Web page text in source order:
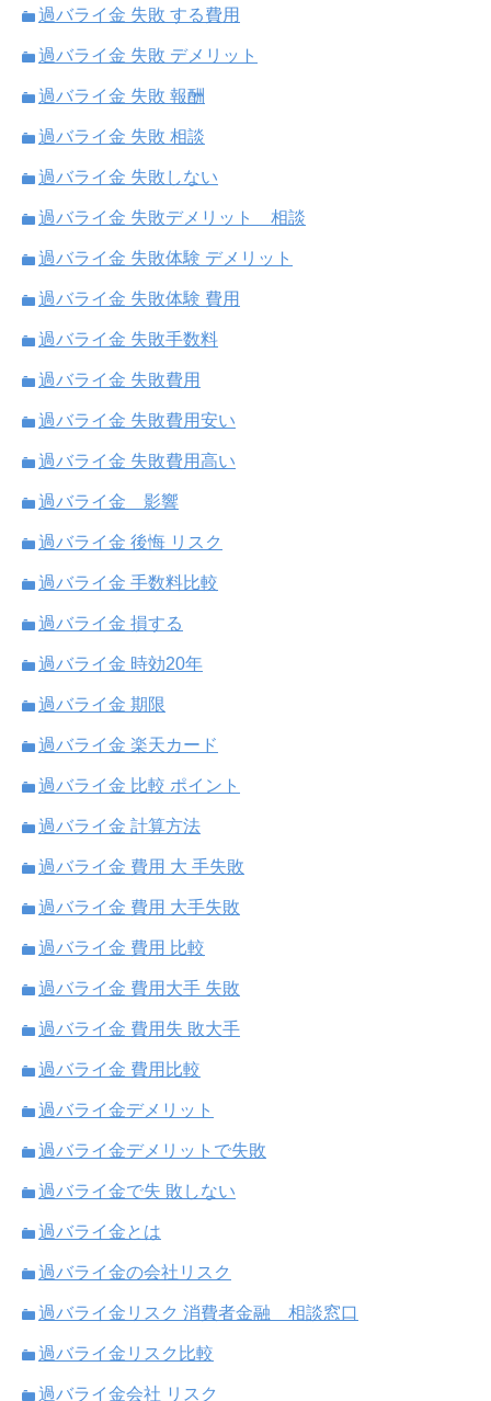
過バライ金 失敗 する費用
過バライ金 失敗 デメリット
過バライ金 失敗 報酬
過バライ金 失敗 相談
過バライ金 失敗しない
過バライ金 失敗デメリット 相談
過バライ金 失敗体験 デメリット
過バライ金 失敗体験 費用
過バライ金 失敗手数料
過バライ金 失敗費用
過バライ金 失敗費用安い
過バライ金 失敗費用高い
過バライ金 影響
過バライ金 後悔 リスク
過バライ金 手数料比較
過バライ金 損する
過バライ金 時効20年
過バライ金 期限
過バライ金 楽天カード
過バライ金 比較 ポイント
過バライ金 計算方法
過バライ金 費用 大 手失敗
過バライ金 費用 大手失敗
過バライ金 費用 比較
過バライ金 費用大手 失敗
過バライ金 費用失 敗大手
過バライ金 費用比較
過バライ金デメリット
過バライ金デメリットで失敗
過バライ金で失 敗しない
過バライ金とは
過バライ金の会社リスク
過バライ金リスク 消費者金融 相談窓口
過バライ金リスク比較
過バライ金会社 リスク